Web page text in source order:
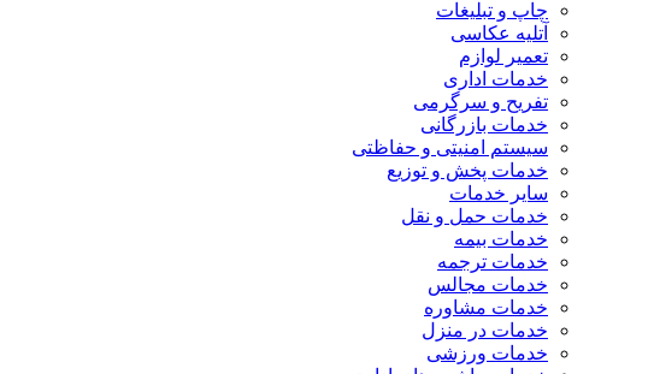
چاپ و تبلیغات
آتلیه عکاسی
تعمیر لوازم
خدمات اداری
تفریح و سرگرمی
خدمات بازرگانی
سیستم امنیتی و حفاظتی
خدمات پخش و توزیع
سایر خدمات
خدمات حمل و نقل
خدمات بیمه
خدمات ترجمه
خدمات مجالس
خدمات مشاوره
خدمات در منزل
خدمات ورزشی